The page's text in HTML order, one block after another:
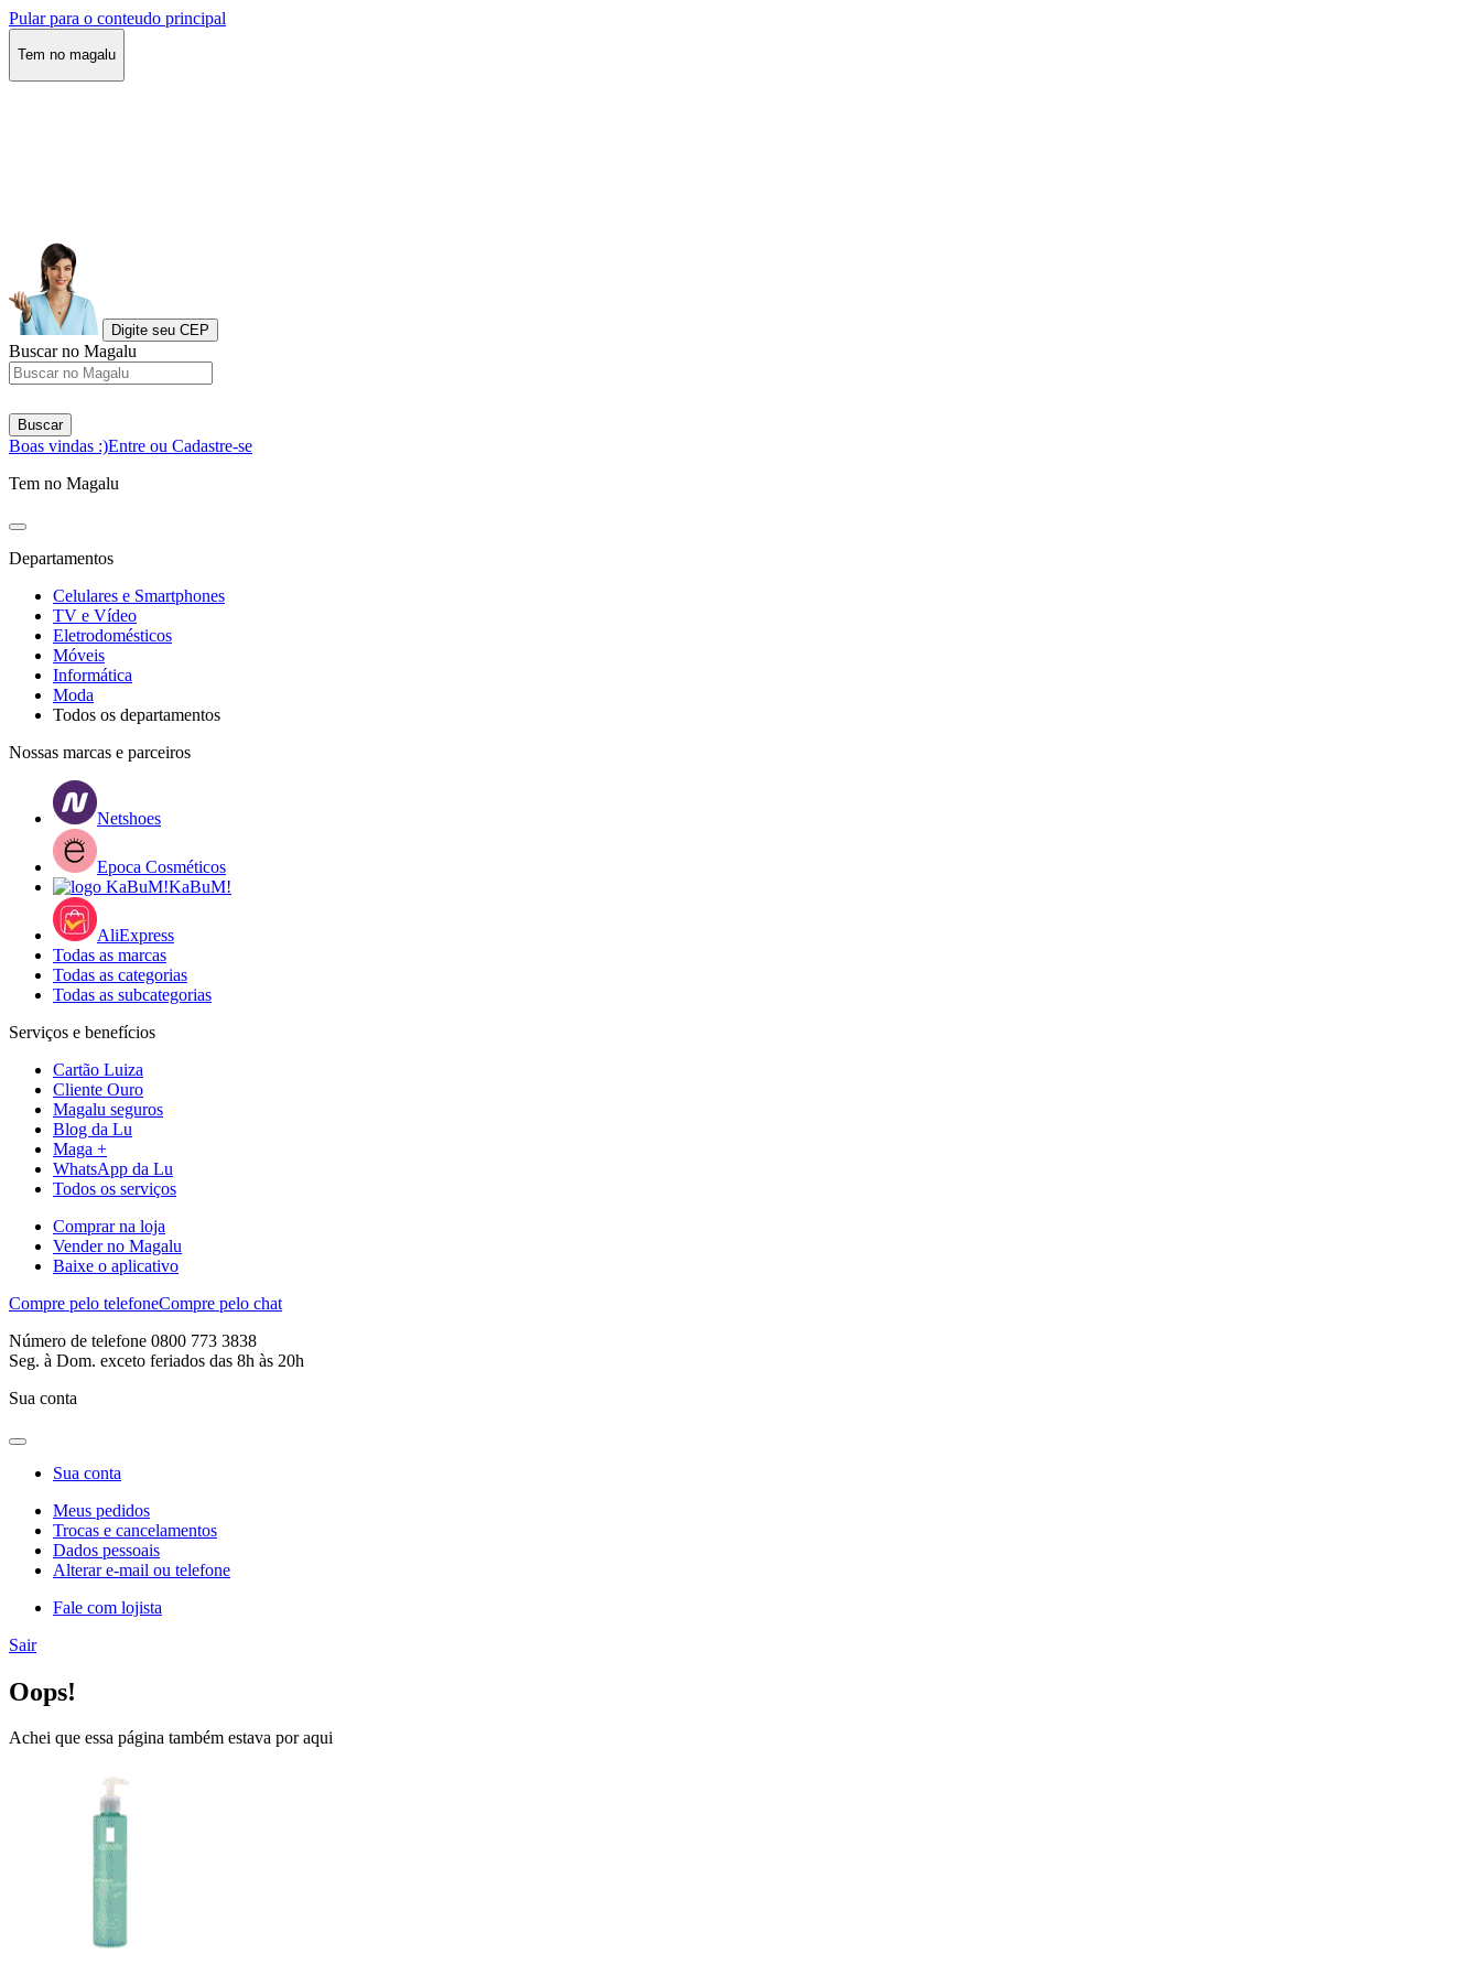
Pular para o conteudo principal
Tem no magalu
Digite seu CEP
Buscar no Magalu
Buscar
Boas vindas :)Entre ou Cadastre-se
Tem no Magalu
Departamentos
Celulares e Smartphones
TV e Vídeo
Eletrodomésticos
Móveis
Informática
Moda
Todos os departamentos
Nossas marcas e parceiros
Netshoes
Epoca Cosméticos
KaBuM!
AliExpress
Todas as marcas
Todas as categorias
Todas as subcategorias
Serviços e benefícios
Cartão Luiza
Cliente Ouro
Magalu seguros
Blog da Lu
Maga +
WhatsApp da Lu
Todos os serviços
Comprar na loja
Vender no Magalu
Baixe o aplicativo
Compre pelo telefoneCompre pelo chat
Número de telefone 0800 773 3838
Seg. à Dom. exceto feriados das 8h às 20h
Sua conta
Sua conta
Meus pedidos
Trocas e cancelamentos
Dados pessoais
Alterar e-mail ou telefone
Fale com lojista
Sair
Oops!
Achei que essa página também estava por aqui